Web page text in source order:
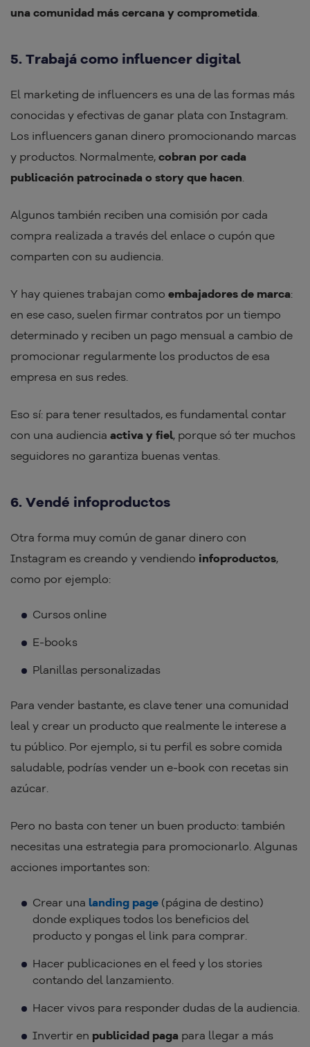
una comunidad más cercana y comprometida.
5. Trabajá como influencer digital
El marketing de influencers es una de las formas más
conocidas y efectivas de ganar plata con Instagram.
Los influencers ganan dinero promocionando marcas
y productos. Normalmente, cobran por cada
publicación patrocinada o story que hacen.
Algunos también reciben una comisión por cada
compra realizada a través del enlace o cupón que
comparten con su audiencia.
Y hay quienes trabajan como embajadores de marca:
en ese caso, suelen firmar contratos por un tiempo
determinado y reciben un pago mensual a cambio de
promocionar regularmente los productos de esa
empresa en sus redes.
Eso sí: para tener resultados, es fundamental contar
con una audiencia activa y fiel, porque só ter muchos
seguidores no garantiza buenas ventas.
6. Vendé infoproductos
Otra forma muy común de ganar dinero con
Instagram es creando y vendiendo infoproductos,
como por ejemplo:
Cursos online
E-books
Planillas personalizadas
Para vender bastante, es clave tener una comunidad
leal y crear un producto que realmente le interese a
tu público. Por ejemplo, si tu perfil es sobre comida
saludable, podrías vender un e-book con recetas sin
azúcar.
Pero no basta con tener un buen producto: también
necesitas una estrategia para promocionarlo. Algunas
acciones importantes son:
Crear una landing page (página de destino)
donde expliques todos los beneficios del
producto y pongas el link para comprar.
Hacer publicaciones en el feed y los stories
contando del lanzamiento.
Hacer vivos para responder dudas de la audiencia.
Invertir en publicidad paga para llegar a más